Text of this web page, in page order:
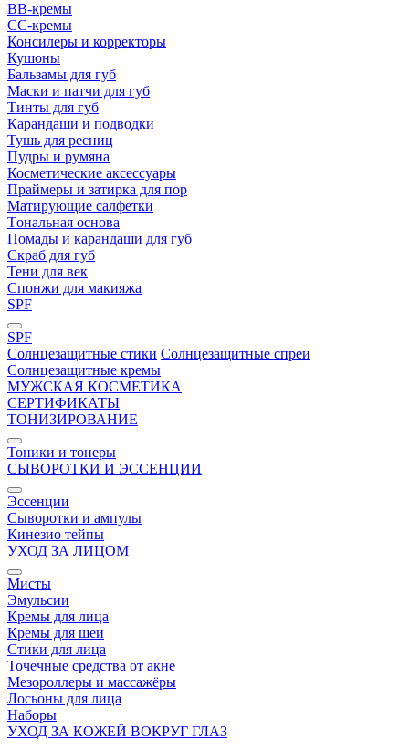
BB-кремы
CC-кремы
Консилеры и корректоры
Кушоны
Бальзамы для губ
Маски и патчи для губ
Тинты для губ
Карандаши и подводки
Тушь для ресниц
Пудры и румяна
Косметические аксессуары
Праймеры и затирка для пор
Матирующие салфетки
Tональная основа
Помады и карандаши для губ
Скраб для губ
Тени для век
Спонжи для макияжа
SPF
SPF
Солнцезащитные стики Солнцезащитные спреи
Солнцезащитные кремы
МУЖСКАЯ КОСМЕТИКА
СЕРТИФИКАТЫ
ТОНИЗИРОВАНИЕ
Тоники и тонеры
СЫВОРОТКИ И ЭССЕНЦИИ
Эссенции
Сыворотки и ампулы
Кинезио тейпы
УХОД ЗА ЛИЦОМ
Мисты
Эмульсии
Кремы для лица
Кремы для шеи
Стики для лица
Точечные средства от акне
Мезороллеры и массажёры
Лосьоны для лица
Наборы
УХОД ЗА КОЖЕЙ ВОКРУГ ГЛАЗ